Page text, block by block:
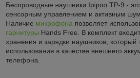
Беспроводные наушники Ipipoo TP-9 -
сенсорным управлением и активным
Наличие микрофона позволяет
гарнитуры Hands Free. В комплект
хранения и зарядки наушников, который
использования в качестве внешнего
телефона.